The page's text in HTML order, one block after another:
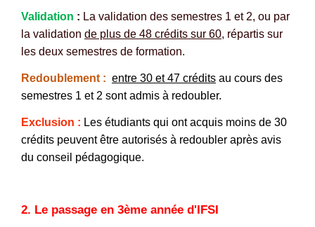
Validation : La validation des semestres 1 et 2, ou par
la validation de plus de 48 crédits sur 60, répartis sur
les deux semestres de formation.
Redoublement : entre 30 et 47 crédits au cours des
semestres 1 et 2 sont admis à redoubler.
Exclusion : Les étudiants qui ont acquis moins de 30
crédits peuvent être autorisés à redoubler après avis
du conseil pédagogique.
2. Le passage en 3ème année d'IFSI